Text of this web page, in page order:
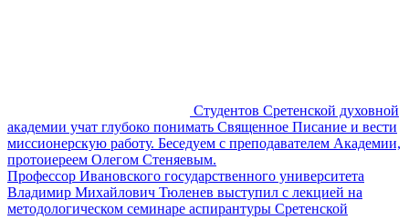
Студентов Сретенской духовной
академии учат глубоко понимать Священное Писание и вести
миссионерскую работу. Беседуем с преподавателем Академии,
протоиереем Олегом Стеняевым.
Профессор Ивановского государственного университета
Владимир Михайлович Тюленев выступил с лекцией на
методологическом семинаре аспирантуры Сретенской